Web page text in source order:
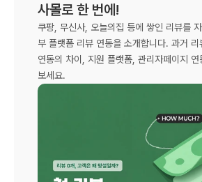
사몰로 한 번에!
쿠팡, 무신사, 오늘의집 등에 쌓인 리뷰를
부 플랫폼 리뷰 연동을 소개합니다. 과거
연동의 차이, 지원 플랫폼, 관리자페이지 연
보세요.